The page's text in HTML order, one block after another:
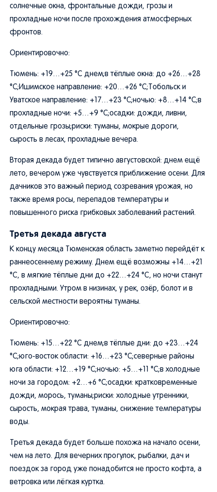
солнечные окна, фронтальные дожди, грозы и
прохладные ночи после прохождения атмосферных
фронтов.
Ориентировочно:
Тюмень: +19…+25 °C днем;в тёплые окна: до +26…+28
°C;Ишимское направление: +20…+26 °C;Тобольск и
Уватское направление: +17…+23 °C;ночью: +8…+14 °C;в
прохладные ночи: +5…+9 °C;осадки: дожди, ливни,
отдельные грозы;риски: туманы, мокрые дороги,
сырость в лесах, прохладные вечера.
Вторая декада будет типично августовской: днем ещё
лето, вечером уже чувствуется приближение осени. Для
дачников это важный период созревания урожая, но
также время росы, перепадов температуры и
повышенного риска грибковых заболеваний растений.
Третья декада августа
К концу месяца Тюменская область заметно перейдёт к
раннеосеннему режиму. Днем ещё возможны +14…+21
°C, в мягкие тёплые дни до +22…+24 °C, но ночи станут
прохладными. Утром в низинах, у рек, озёр, болот и в
сельской местности вероятны туманы.
Ориентировочно:
Тюмень: +15…+22 °C днем;в тёплые дни: до +23…+24
°C;юго-восток области: +16…+23 °C;северные районы
юга области: +12…+19 °C;ночью: +5…+11 °C;в холодные
ночи за городом: +2…+6 °C;осадки: кратковременные
дожди, морось, туманы;риски: холодные утренники,
сырость, мокрая трава, туманы, снижение температуры
воды.
Третья декада будет больше похожа на начало осени,
чем на лето. Для вечерних прогулок, рыбалки, дач и
поездок за город уже понадобится не просто кофта, а
ветровка или лёгкая куртка.